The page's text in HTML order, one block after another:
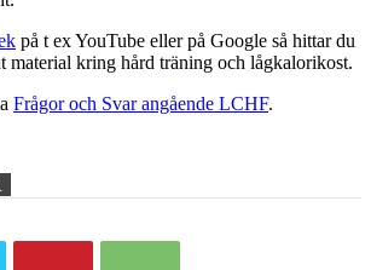
på t ex YouTube eller på Google så hittar du
material kring hård träning och lågkalorikost.
Frågor och Svar angående LCHF.